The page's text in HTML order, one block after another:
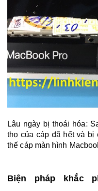
Lâu ngày bị thoái hóa:
thọ của cáp đã hết và bị
thế cáp màn hình
Biện pháp khắc